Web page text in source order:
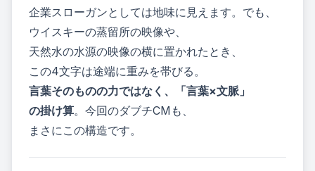
企業スローガンとしては地味に見えます。でも、
ウイスキーの蒸留所の映像や、
天然水の水源の映像の横に置かれたとき、
この4文字は途端に重みを帯びる。
言葉そのものの力ではなく、「言葉×文脈」
の掛け算。今回のダブチCMも、
まさにこの構造です。